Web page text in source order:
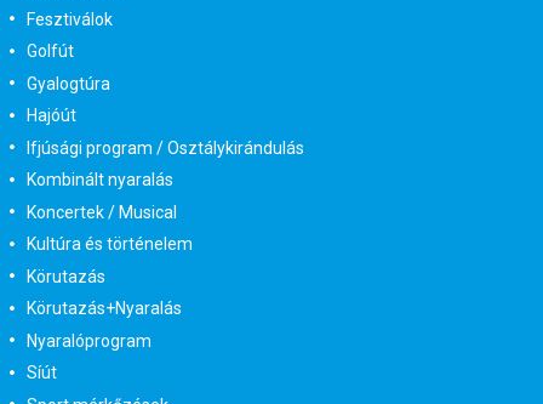
Fesztiválok
Golfút
Gyalogtúra
Hajóút
Ifjúsági program / Osztálykirándulás
Kombinált nyaralás
Koncertek / Musical
Kultúra és történelem
Körutazás
Körutazás+Nyaralás
Nyaralóprogram
Síút